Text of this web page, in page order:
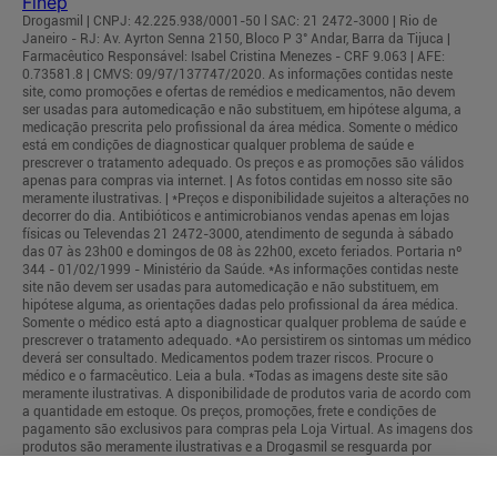
Drogasmil | CNPJ: 42.225.938/0001-50 l SAC: 21 2472-3000 | Rio de
Janeiro - RJ: Av. Ayrton Senna 2150, Bloco P 3° Andar, Barra da Tijuca |
Farmacêutico Responsável: Isabel Cristina Menezes - CRF 9.063 | AFE:
0.73581.8 | CMVS: 09/97/137747/2020. As informações contidas neste
site, como promoções e ofertas de remédios e medicamentos, não devem
ser usadas para automedicação e não substituem, em hipótese alguma, a
medicação prescrita pelo profissional da área médica. Somente o médico
está em condições de diagnosticar qualquer problema de saúde e
prescrever o tratamento adequado. Os preços e as promoções são válidos
apenas para compras via internet. | As fotos contidas em nosso site são
meramente ilustrativas. | *Preços e disponibilidade sujeitos a alterações no
decorrer do dia. Antibióticos e antimicrobianos vendas apenas em lojas
físicas ou Televendas 21 2472-3000, atendimento de segunda à sábado
das 07 às 23h00 e domingos de 08 às 22h00, exceto feriados. Portaria nº
344 - 01/02/1999 - Ministério da Saúde. *As informações contidas neste
site não devem ser usadas para automedicação e não substituem, em
hipótese alguma, as orientações dadas pelo profissional da área médica.
Somente o médico está apto a diagnosticar qualquer problema de saúde e
prescrever o tratamento adequado. *Ao persistirem os sintomas um médico
deverá ser consultado. Medicamentos podem trazer riscos. Procure o
médico e o farmacêutico. Leia a bula. *Todas as imagens deste site são
meramente ilustrativas. A disponibilidade de produtos varia de acordo com
a quantidade em estoque. Os preços, promoções, frete e condições de
pagamento são exclusivos para compras pela Loja Virtual. As imagens dos
produtos são meramente ilustrativas e a Drogasmil se resguarda por